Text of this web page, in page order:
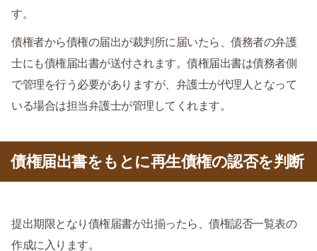
す。
債権者から債権の届出が裁判所に届いたら、債務者の弁護
士にも債権届出書が送付されます。債権届出書は債務者側
で管理を行う必要がありますが、弁護士が代理人となって
いる場合は担当弁護士が管理してくれます。
債権届出書をもとに再生債権の認否を判断
提出期限となり債権届書が出揃ったら、債権認否一覧表の
作成に入ります。